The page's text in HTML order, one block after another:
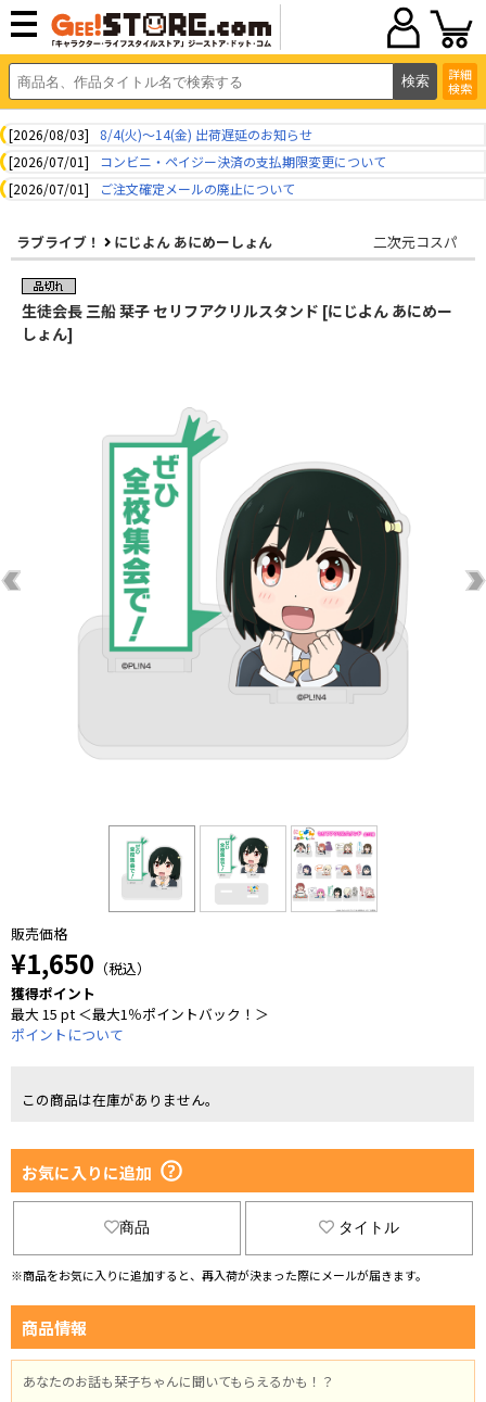
詳細
検索
[2026/08/03]
8/4(火)～14(金) 出荷遅延のお知らせ
[2026/07/01]
コンビニ・ペイジー決済の支払期限変更について
[2026/07/01]
ご注文確定メールの廃止について
ラブライブ！ にじよん あにめーしょん 二次元コスパ
生徒会長 三船 栞子 セリフアクリルスタンド [にじよん あにめー
しょん]
販売価格
¥1,650 （税込）
獲得ポイント
最大 15 pt ＜最大1％ポイントバック！＞
ポイントについて
この商品は在庫がありません。
お気に入りに追加
商品 タイトル
※商品をお気に入りに追加すると、再入荷が決まった際にメールが届きます。
商品情報
あなたのお話も栞子ちゃんに聞いてもらえるかも！？